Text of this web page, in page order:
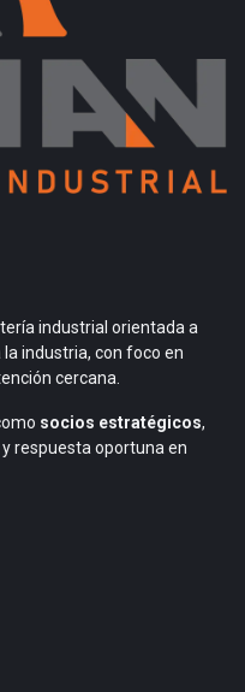
industrial orientada a
industria, con foco en
cercana.
socios estratégicos,
respuesta oportuna en